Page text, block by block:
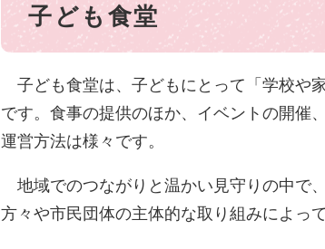
子ども食堂
子ども食堂は、子どもにとって「学校や
です。食事の提供のほか、イベントの開催
運営方法は様々です。
地域でのつながりと温かい見守りの中で
方々や市民団体の主体的な取り組みによっ